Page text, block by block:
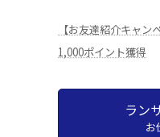
【お友達紹介キャ
1,000ポイント獲得
ラン
お